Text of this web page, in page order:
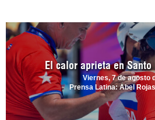
El calor aprieta en Santo
Viernes, 7 de agosto
Prensa Latina: Abel